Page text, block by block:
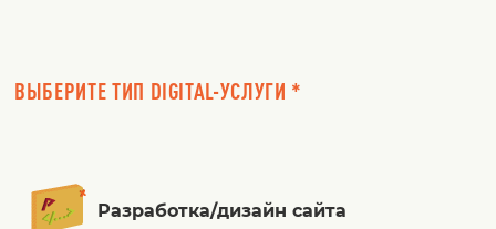
ВЫБЕРИТЕ ТИП DIGITAL-УСЛУГИ *
Разработка/дизайн сайта